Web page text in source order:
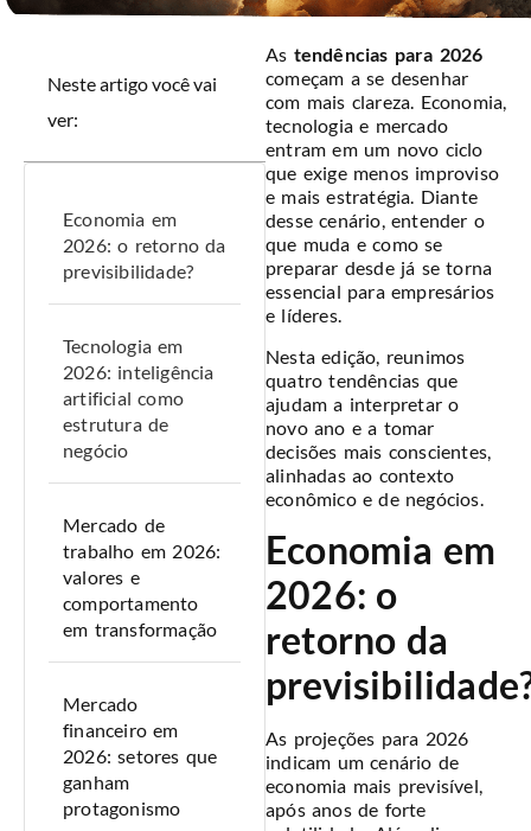
Neste artigo você vai
ver:
Economia em
2026: o retorno da
previsibilidade?
Tecnologia em
2026: inteligência
artificial como
estrutura de
negócio
Mercado de
trabalho em 2026:
valores e
comportamento
em transformação
Mercado
financeiro em
2026: setores que
ganham
protagonismo
As tendências para 2026
começam a se desenhar
com mais clareza. Economia,
tecnologia e mercado
entram em um novo ciclo
que exige menos improviso
e mais estratégia. Diante
desse cenário, entender o
que muda e como se
preparar desde já se torna
essencial para empresários
e líderes.
Nesta edição, reunimos
quatro tendências que
ajudam a interpretar o
novo ano e a tomar
decisões mais conscientes,
alinhadas ao contexto
econômico e de negócios.
Economia em
2026: o
retorno da
As projeções para 2026
indicam um cenário de
economia mais previsível,
após anos de forte